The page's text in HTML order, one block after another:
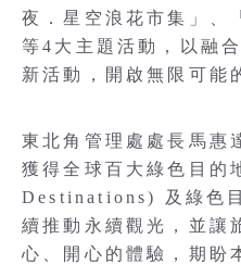
夜．星空浪花市集」、
等4大主題活動，以融
新活動，開啟無限可能
東北角管理處處長馬惠
獲得全球百大綠色目的
Destinations) 及綠色
續推動永續觀光，並讓
心、開心的體驗，期盼